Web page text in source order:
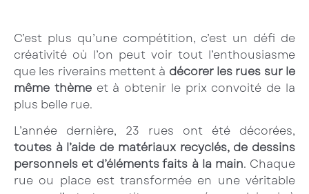
C’est plus qu’une compétition, c’est un défi de
créativité où l’on peut voir tout l’enthousiasme
que les riverains mettent à décorer les rues sur le
même thèmeet à obtenir le prix convoité de la
plus belle rue.
L’année dernière, 23 rues ont été décorées,
toutes à l’aide de matériaux recyclés, de dessins
personnels et d’éléments faits à la main. Chaque
rue ou place est transformée en une véritable